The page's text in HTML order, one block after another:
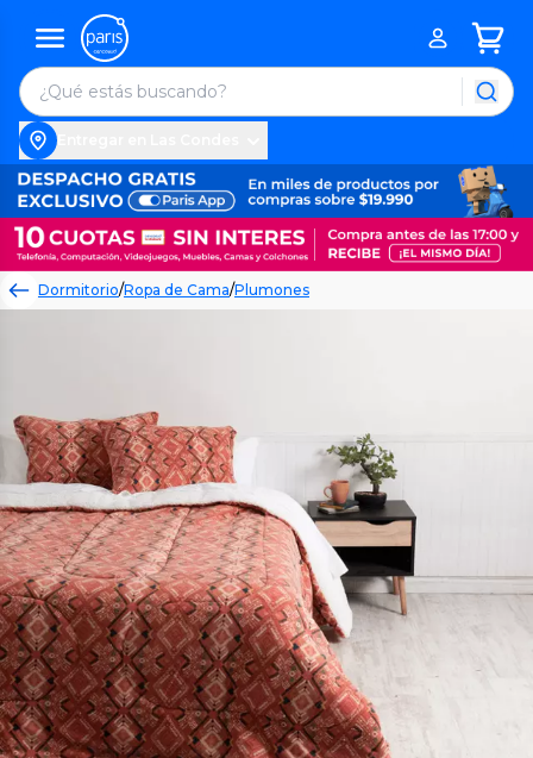
Dormitorio/Ropa de Cama/Plumones